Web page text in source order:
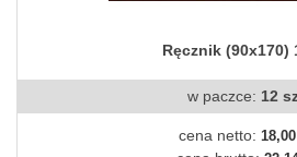
Ręcznik (90x170)
w paczce: 12
cena netto: